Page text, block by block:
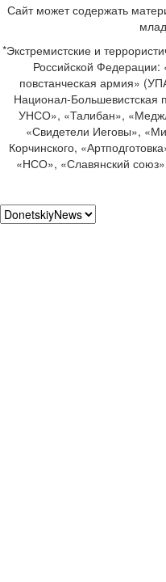
Сайт может содержать
*Экстремистские и
Российской Федерации:
повстанческая армия»
Национал-
УНСО», «Талибан»,
«Свидетели Иеговы»,
Корчинского,
«НСО», «Славянский